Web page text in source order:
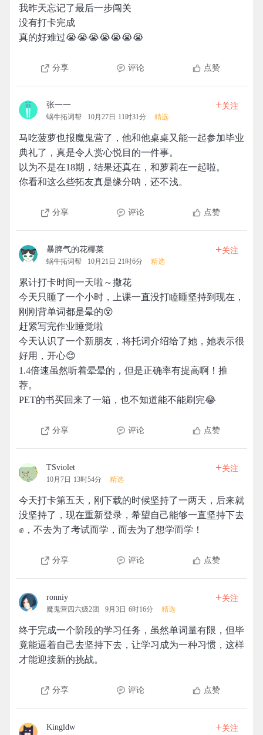
我昨天忘记了最后一步闯关
没有打卡完成
真的好难过😭😭😭😭😭😭😭
分享 评论 点赞
张一一
蜗牛拓词帮 10月27日 11时31分 精选
+关注
马吃菠萝也报魔鬼营了，他和他桌桌又能一起参加毕业
典礼了，真是令人赏心悦目的一件事。
以为不是在18期，结果还真在，和萝莉在一起啦。
你看和这么些拓友真是缘分呐，还不浅。
分享 评论 点赞
暴脾气的花椰菜
蜗牛拓词帮 10月21日 21时6分 精选
+关注
累计打卡时间一天啦～撒花
今天只睡了一个小时，上课一直没打瞌睡坚持到现在，
刚刚背单词都是晕的😵
赶紧写完作业睡觉啦
今天认识了一个新朋友，将托词介绍给了她，她表示很
好用，开心😊
1.4倍速虽然听着晕晕的，但是正确率有提高啊！推
荐。
PET的书买回来了一箱，也不知道能不能刷完😂
分享 评论 点赞
TSviolet
10月7日 13时54分 精选
+关注
今天打卡第五天，刚下载的时候坚持了一两天，后来就
没坚持了，现在重新登录，希望自己能够一直坚持下去
✊，不去为了考试而学，而去为了想学而学！
分享 评论 点赞
ronniy
魔鬼营四六级2团 9月3日 6时16分 精选
+关注
终于完成一个阶段的学习任务，虽然单词量有限，但毕
竟能逼着自己去坚持下去，让学习成为一种习惯，这样
才能迎接新的挑战。
分享 评论 点赞
Kingldw +关注